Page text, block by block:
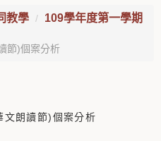
教學
109學年度第一學期
節)個案分析
文朗讀節)個案分析